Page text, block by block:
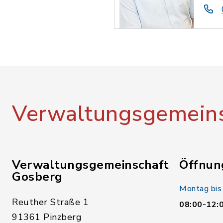
Verwaltungsgemeinschaft
Gosberg
Reuther Straße 1
91361 Pinzberg
Montag
08:00-